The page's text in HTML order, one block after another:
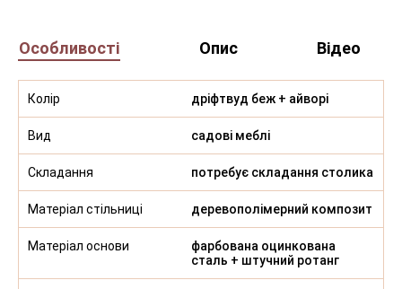
Особливості Опис Відео
Колір дріфтвуд беж + айворі
Вид садові меблі
Складання потребує складання столика
Матеріал стільниці деревополімерний композит
Матеріал основи
фарбована оцинкована
сталь + штучний ротанг